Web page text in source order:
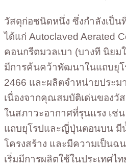
วัสดุก่อชนิดหนึ่ง ซึ่งกำลังเป็น
ได้แก่ Autoclaved Aerated
คอนกรีตมวลเบา (บางที นิยม
มีการค้นคว้าพัฒนาในแถบยุ
2466 และผลิตจำหน่ายประ
เนื่องจากคุณสมบัติเด่นของวั
ในสภาวะอากาศที่รุนแรง เช่
แถบยุโรปและญี่ปุ่นตอนบน มี
โครงสร้าง และมีความเป็นฉ
เริ่มมีการผลิตใช้ในประเทศ